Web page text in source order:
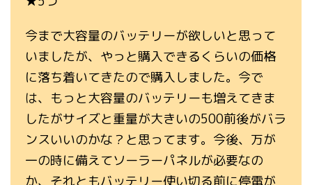
今まで大容量のバッテリーが欲しいと思って
いましたが、やっと購入できるくらいの価格
に落ち着いてきたので購入しました。今で
は、もっと大容量のバッテリーも増えてきま
したがサイズと重量が大きいの500前後がバラ
ンスいいのかな？と思ってます。今後、万が
一の時に備えてソーラーパネルが必要なの
か、それともバッテリー使い切る前に停電が